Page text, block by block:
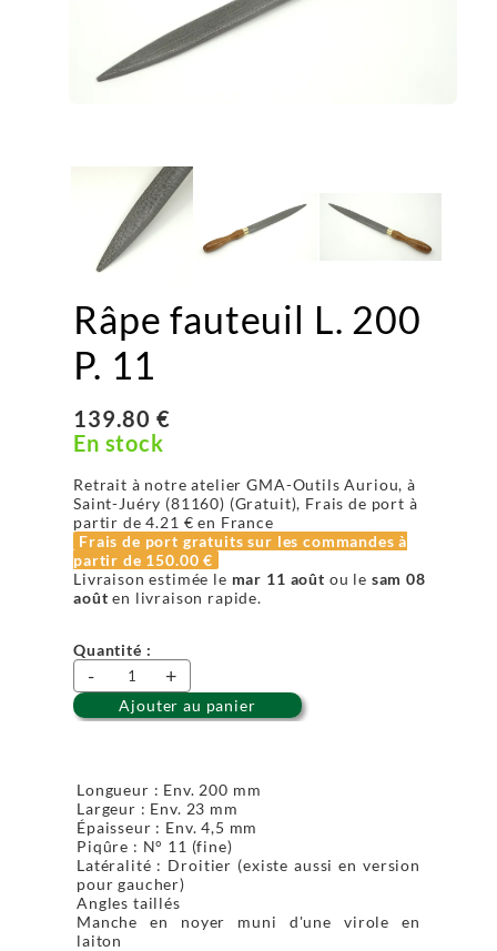
Râpe fauteuil L. 200
P. 11
139.80 €
En stock
Retrait à notre atelier GMA-Outils Auriou, à
Saint-Juéry (81160) (Gratuit), Frais de port à
partir de4.21 € en France
Frais de port gratuits sur les commandes à
partir de 150.00 €
Livraison estimée le mar 11 août ou le sam 08
août en livraison rapide.
Quantité :
- +
Ajouter au panier
Longueur : Env. 200 mm
Largeur : Env. 23 mm
Épaisseur : Env. 4,5 mm
Piqûre : N° 11 (fine)
Latéralité : Droitier (existe aussi en version
pour gaucher)
Angles taillés
Manche en noyer muni d'une virole en
laiton